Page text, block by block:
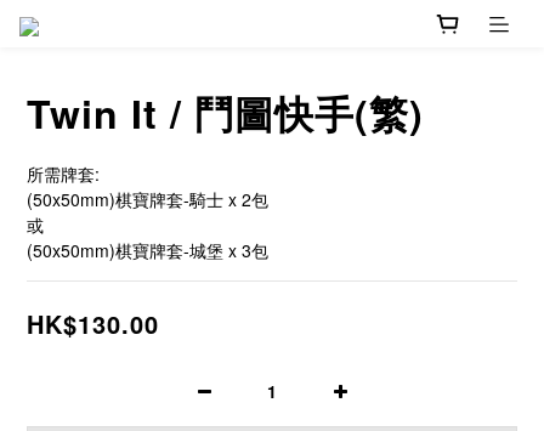
Twin It / 鬥圖快手(繁)
所需牌套:
(50x50mm)棋寶牌套-騎士 x 2包
或
(50x50mm)棋寶牌套-城堡 x 3包
HK$130.00